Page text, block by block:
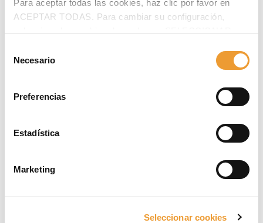
Para aceptar todas las cookies, haz clic por favor en
ACEPTAR TODAS. Para cambiar su configuración,
selecciona las cookies deseadas en SELECCIONAR
después.
Necesario
Preferencias
Estadística
Marketing
Seleccionar cookies
Último puesto desempeñado
Especialidad estudios